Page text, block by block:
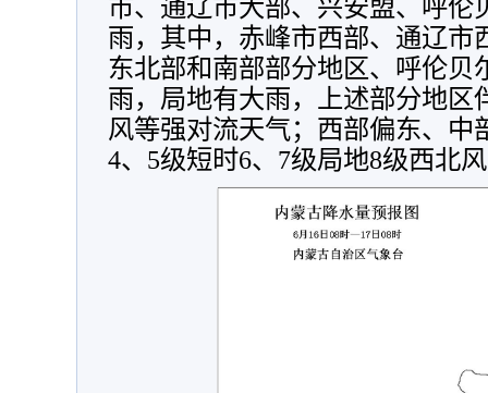
市、通辽市大部、兴安盟、呼伦
雨，其中，赤峰市西部、通辽市
东北部和南部部分地区、呼伦贝
雨，局地有大雨，上述部分地区
风等强对流天气；西部偏东、中
4、5级短时6、7级局地8级西北